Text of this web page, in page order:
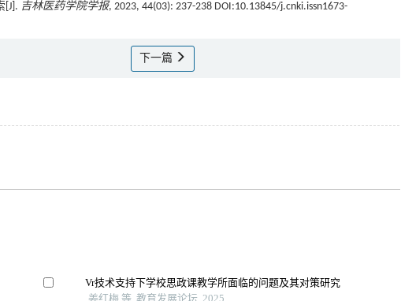
[J]. 吉林医药学院学报, 2023, 44(03): 237-238 DOI:10.13845/j.cnki.issn1673-
下一篇